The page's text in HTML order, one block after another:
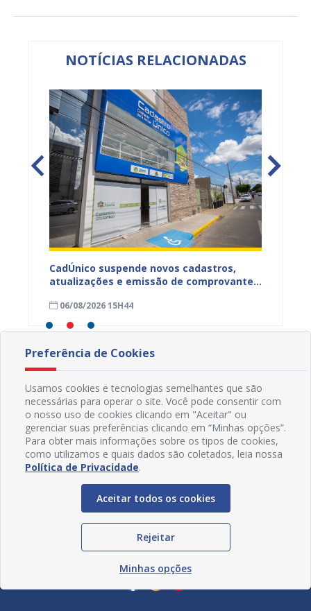
NOTÍCIAS RELACIONADAS
CadÚnico suspende novos cadastros,
atualizações e emissão de comprovantes
06/08/2026 15H44
Redes Sociais
Preferência de Cookies
Usamos cookies e tecnologias semelhantes que são
necessárias para operar o site. Você pode consentir com
o nosso uso de cookies clicando em "Aceitar" ou
gerenciar suas preferências clicando em “Minhas opções”.
Para obter mais informações sobre os tipos de cookies,
como utilizamos e quais dados são coletados, leia nossa
Política de Privacidade.
Aceitar todos os cookies
Rejeitar
Minhas opções